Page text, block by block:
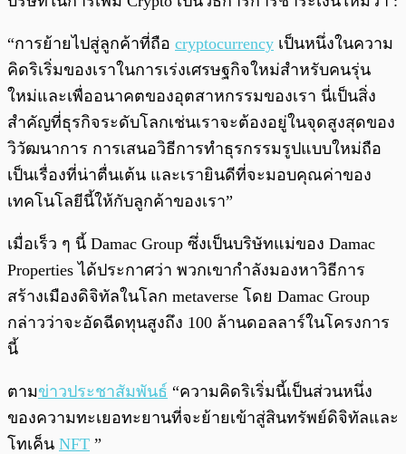
“การย้ายไปสู่ลูกค้าที่ถือ cryptocurrency เป็นหนึ่งในความ
คิดริเริ่มของเราในการเร่งเศรษฐกิจใหม่สำหรับคนรุ่น
ใหม่และเพื่ออนาคตของอุตสาหกรรมของเรา นี่เป็นสิ่ง
สำคัญที่ธุรกิจระดับโลกเช่นเราจะต้องอยู่ในจุดสูงสุดของ
วิวัฒนาการ การเสนอวิธีการทำธุรกรรมรูปแบบใหม่ถือ
เป็นเรื่องที่น่าตื่นเต้น และเรายินดีที่จะมอบคุณค่าของ
เทคโนโลยีนี้ให้กับลูกค้าของเรา”
เมื่อเร็ว ๆ นี้ Damac Group ซึ่งเป็นบริษัทแม่ของ Damac
Properties ได้ประกาศว่า พวกเขากำลังมองหาวิธีการ
สร้างเมืองดิจิทัลในโลก metaverse โดย Damac Group
กล่าวว่าจะอัดฉีดทุนสูงถึง 100 ล้านดอลลาร์ในโครงการ
นี้
ตามข่าวประชาสัมพันธ์ “ความคิดริเริ่มนี้เป็นส่วนหนึ่ง
ของความทะเยอทะยานที่จะย้ายเข้าสู่สินทรัพย์ดิจิทัลและ
โทเค็น NFT ”